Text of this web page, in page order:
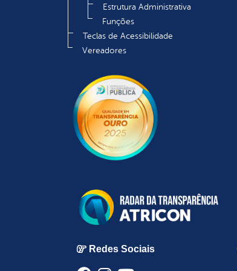
Estrutura Administrativa
Funções
Teclas de Acessibilidade
Vereadores
Redes Sociais